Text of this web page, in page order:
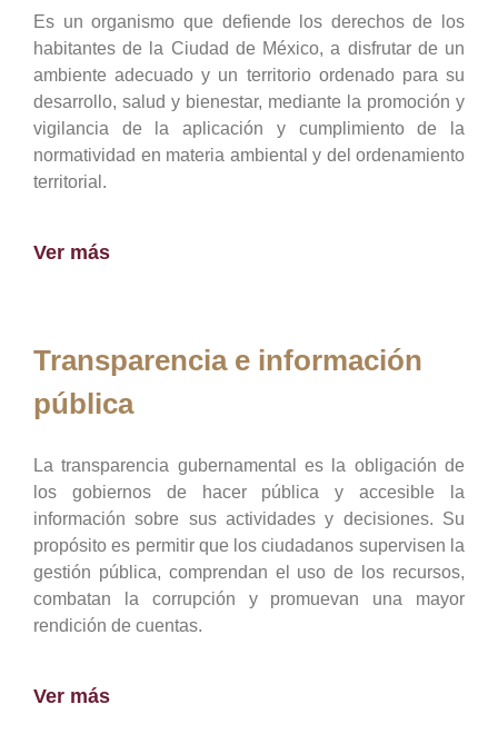
Es un organismo que defiende los derechos de los
habitantes de la Ciudad de México, a disfrutar de un
ambiente adecuado y un territorio ordenado para su
desarrollo, salud y bienestar, mediante la promoción y
vigilancia de la aplicación y cumplimiento de la
normatividad en materia ambiental y del ordenamiento
territorial.
Ver más
Transparencia e información
pública
La transparencia gubernamental es la obligación de
los gobiernos de hacer pública y accesible la
información sobre sus actividades y decisiones. Su
propósito es permitir que los ciudadanos supervisen la
gestión pública, comprendan el uso de los recursos,
combatan la corrupción y promuevan una mayor
rendición de cuentas.
Ver más